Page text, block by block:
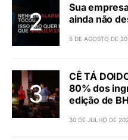
Sua
ainda não
5 DE AGOSTO DE
CÊ TÁ
80% dos
edição de BH
30 DE JULHO DE